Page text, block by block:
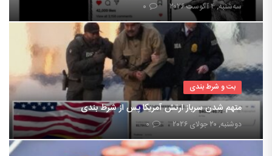
سه‌شنبه, ۴ آگوست ۲۰۲۶ ۰
بت و شرط بندی
متهم شدن سرباز ارتش آمریکا پس از شرط بندی
دوشنبه, ۲۰ جولای ۲۰۲۶ ۰